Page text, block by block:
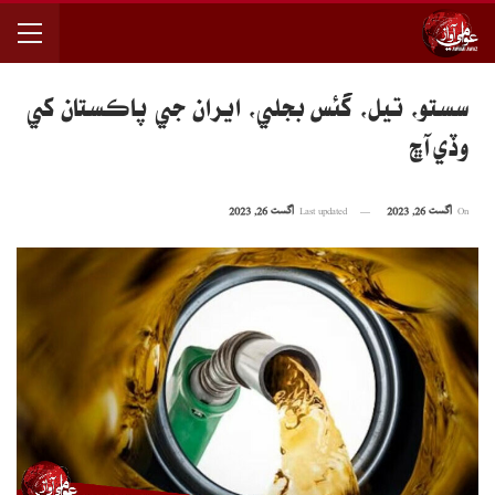
سستو، تيل، گئس بجلي، ايران جي پاڪستان کي
وڏي آڇ
اگست 26, 2023 اگست 26, 2023